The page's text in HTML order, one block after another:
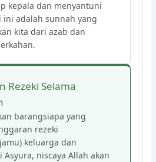
kepala dan menyantuni
ini adalah sunnah yang
kita dari azab dan
Rezeki Selama
barangsiapa yang
rezeki
keluarga dan
Asyura, niscaya Allah akan